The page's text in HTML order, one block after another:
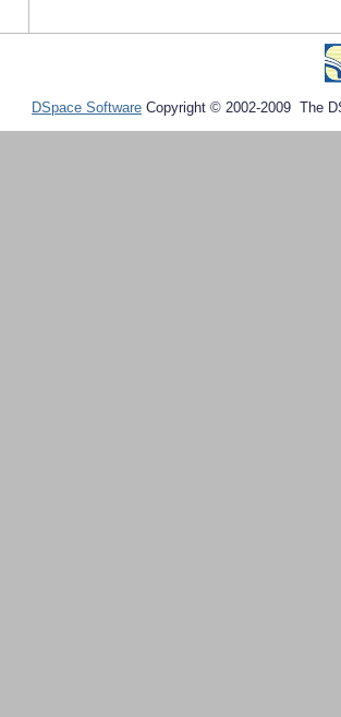
DSpace Software Copyright © 2002-2009 The